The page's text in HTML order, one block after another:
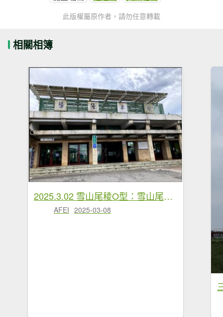
此版權屬原作者，請勿任意轉載
相關相簿
2025.3.02 雪山尾稜O型：雪山尾稜10連峰全段、草嶺古道
AFEI 2025-03-08